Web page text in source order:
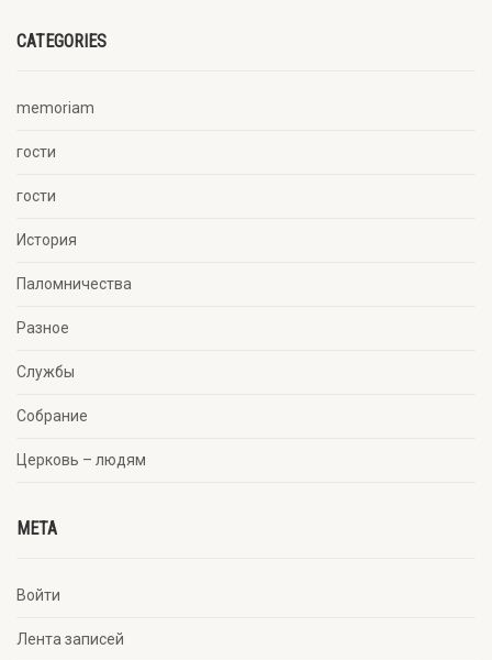
CATEGORIES
memoriam
гости
гости
История
Паломничества
Разное
Службы
Собрание
Церковь – людям
META
Войти
Лента записей